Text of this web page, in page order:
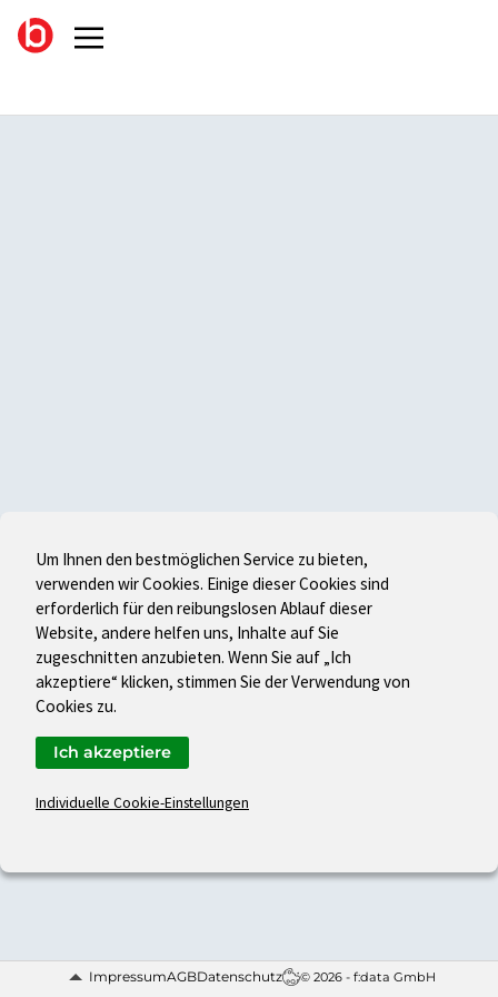
ImpressumAGBDatenschutz © 2026 - f:data GmbH
Um Ihnen den bestmöglichen Service zu bieten,
verwenden wir Cookies. Einige dieser Cookies sind
erforderlich für den reibungslosen Ablauf dieser
Website, andere helfen uns, Inhalte auf Sie
zugeschnitten anzubieten. Wenn Sie auf „Ich
akzeptiere“ klicken, stimmen Sie der Verwendung von
Cookies zu.
Individuelle Cookie-Einstellungen
Ich akzeptiere